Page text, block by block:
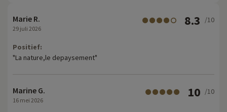
Marie R.
29 juli 2026
8.3 /10
Positief:
"La nature,le depaysement"
Marine G.
16 mei 2026
10 /10